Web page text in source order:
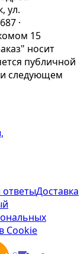
ул.
·
15
носит
публичной
следующем
Доставка
Cookie